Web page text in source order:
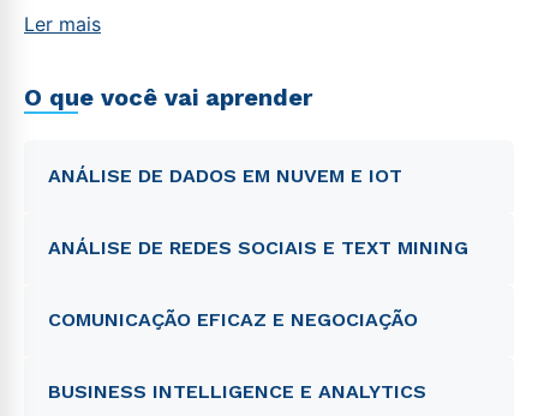
Ler mais
O que você vai aprender
ANÁLISE DE DADOS EM NUVEM E IOT
ANÁLISE DE REDES SOCIAIS E TEXT MINING
COMUNICAÇÃO EFICAZ E NEGOCIAÇÃO
BUSINESS INTELLIGENCE E ANALYTICS